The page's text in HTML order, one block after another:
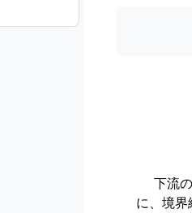
1. 下
に、境